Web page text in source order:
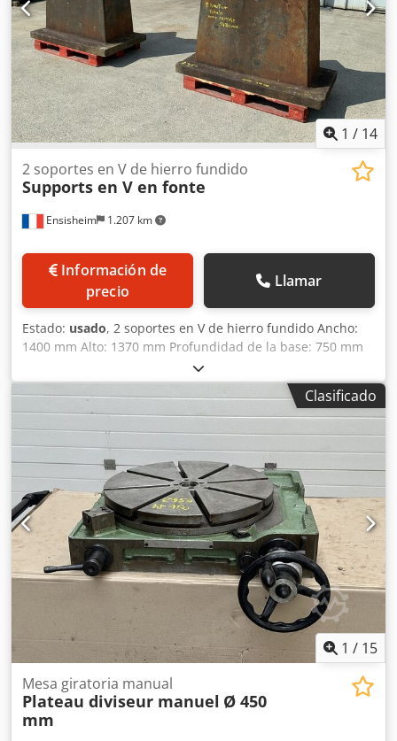
1 / 14
Ensisheim 1.207 km
2 soportes en V de hierro fundido
Supports en V en fonte
Información de
precio
Llamar
Estado: usado, 2 soportes en V de hierro fundido Ancho:
1400 mm Alto: 1370 mm Profundidad de la base: 750 mm
Ancho de la ranura: 200 mm Ancho de la V: 940 mm
Profundidad de la V: 430 mm Dwodpfx Ajzmw Ucjh Dea
Altura total bajo la base: 1470 mm Peso: 2,3 t/unidad Ideal
para posicionar rotores grandes
Clasificado
1 / 15
Mesa giratoria manual
Plateau diviseur manuel Ø 450
mm